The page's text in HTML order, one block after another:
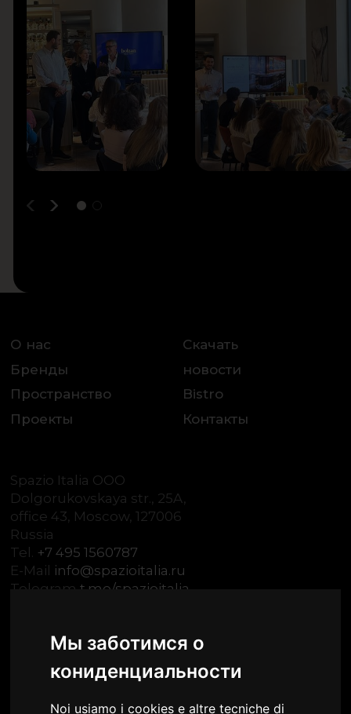
Мы заботимся о
кониденциальности
Noi usiamo i cookies e altre tecniche di
О нас
Бренды
Пространство
Проекты
Скачать
новости
Bistro
Контакты
Spazio Italia OOO
Dolgorukovskaya str., 25A,
office 43, Moscow, 127006
Russia
Tel. +7 495 1560787
E-Mail info@spazioitalia.ru
Telegram t.me/spazioitalia